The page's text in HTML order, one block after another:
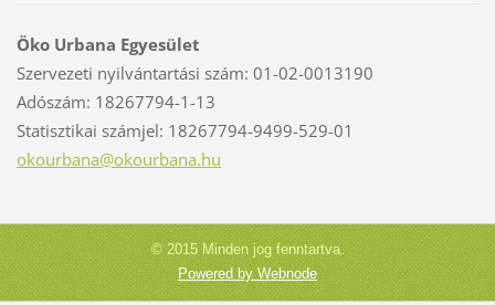
Öko Urbana Egyesület
Szervezeti nyilvántartási szám: 01-02-0013190
Adószám: 18267794-1-13
Statisztikai számjel: 18267794-9499-529-01
okourbana@okourbana.hu
© 2015 Minden jog fenntartva.
Powered by Webnode